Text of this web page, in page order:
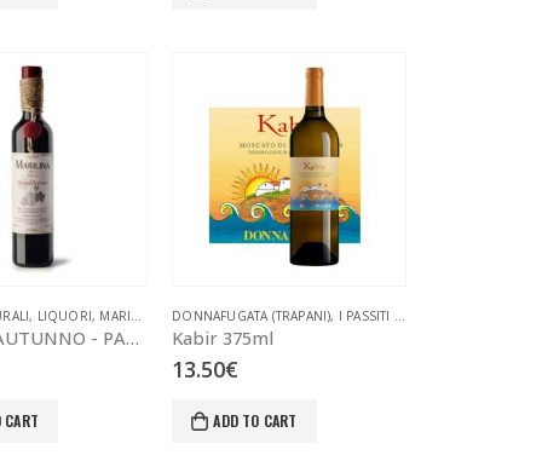
, LIQUORI, MARILINA (SIRACUSA) ,VINI, VINI LIQUOROSI
GOCCE D'AUTUNNO - PASSITO
CART
DONNAFUGATA (TRAPANI), I PASSITI NATURALI
Kabir 375ml
13.50€
ADD TO CART